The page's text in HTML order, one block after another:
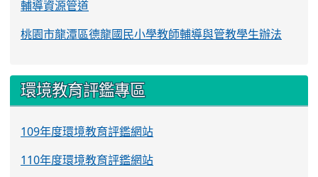
輔導資源管道
桃園市龍潭區德龍國民小學教師輔導與管教學生辦法
環境教育評鑑專區
109年度環境教育評鑑網站
110年度環境教育評鑑網站